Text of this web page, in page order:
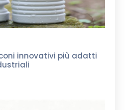
innovativi più adatti